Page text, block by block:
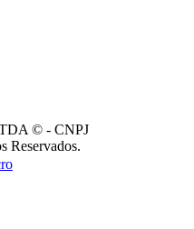
© - CNPJ
Reservados.